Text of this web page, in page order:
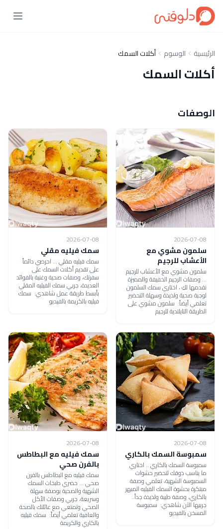
الرئيسية الوسوم أكلات السمك
أكلات السمك
الوصفات
2026-07-08
سلمون مشوي مع
الأعشاب للرجيم
سلمون مشوي مع الأعشاب للرجيم
... وصفات الرجيم الخفيفة والمميزة
نقدمها لكِ ، اختاري سمك السلمون
لوجبة صحية ولذيذة وسهلة التحضير
تعلمي أيضاً: سلمون مشوي على
الطريقة التايلندية للرجيم
2026-07-08
سمك فيليه مقلي
سمك فيليه مقلي ... احرصي دائماً
على تقديم أكلات السمك على
سفرتك، وصفات صحية وغنية بالفوائد
العديدة، جربي سمك الفيليه المقلي
بأبسط طريقة عمل شاهدي: سمك
فيليه بالكريمة بالفيديو
2026-07-08
سمبوسة السمك بالكاري
سمبوسة السمك بالكاري .. اختاري
ما يناسب ذوقك لتحضير حشوات
السمبوسة الشهية، تعلمي وصفة
مبتكرة بحشوة السمك الفيليه المبهر
بالكاري، وصفة طيبة ولذيذة جداً..
جربيها الآن شاهدي: سمبوسة
المسخن بالفيديو
2026-07-08
سمك فيليه مع البطاطس
بالفرن صحي
سمك فيليه مع البطاطس بالفرن
صحي ... حضري طبخات السمك
الشهية والصحية بوصفة سهلة
وسريعة، جربي وصفات الأكل
الصحي وتمتعي مع عائلتك بالصحة
والعافية تعلمي أيضاً: سمك فيليه
بالكاري والكريمة